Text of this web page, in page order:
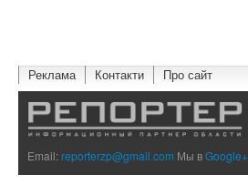
Реклама Контакти Про сайт
Email:reporterzp@gmail.com Мы вGoogle+